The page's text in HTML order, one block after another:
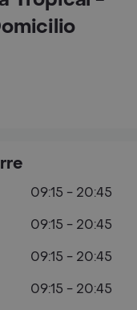
09:15 - 20:45
09:15 - 20:45
09:15 - 20:45
09:15 - 20:45